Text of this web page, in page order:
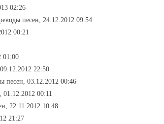
02:26
песен, 24.12.2012 09:54
00:21
01:00
22:50
песен, 03.12.2012 00:46
01.12.2012 00:11
22.11.2012 10:48
21:27